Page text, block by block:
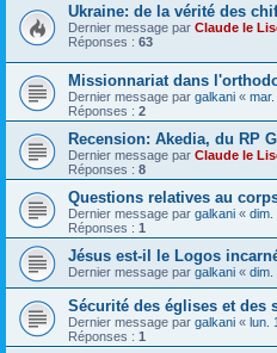
Ukraine: de la vérité des
Dernier message par Claude le
Réponses : 63
Missionnariat dans
Dernier message par galkani «
Réponses : 2
Recension: Akedia, du RP
Dernier message par Claude le
Réponses : 8
Questions relatives au
Dernier message par galkani « dim.
Réponses : 1
Jésus est-il le Logos
Dernier message par galkani « dim.
Sécurité des églises et des
Dernier message par galkani « lun.
Réponses : 1